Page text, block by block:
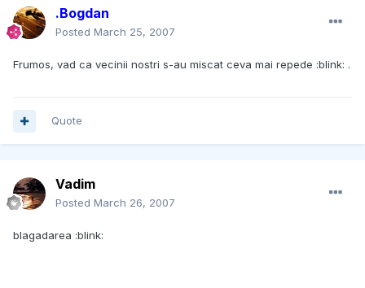
.Bogdan
Posted March 25, 2007
Frumos, vad ca vecinii nostri s-au miscat ceva mai repede :blink: .
Quote
Vadim
Posted March 26, 2007
blagadarea :blink: